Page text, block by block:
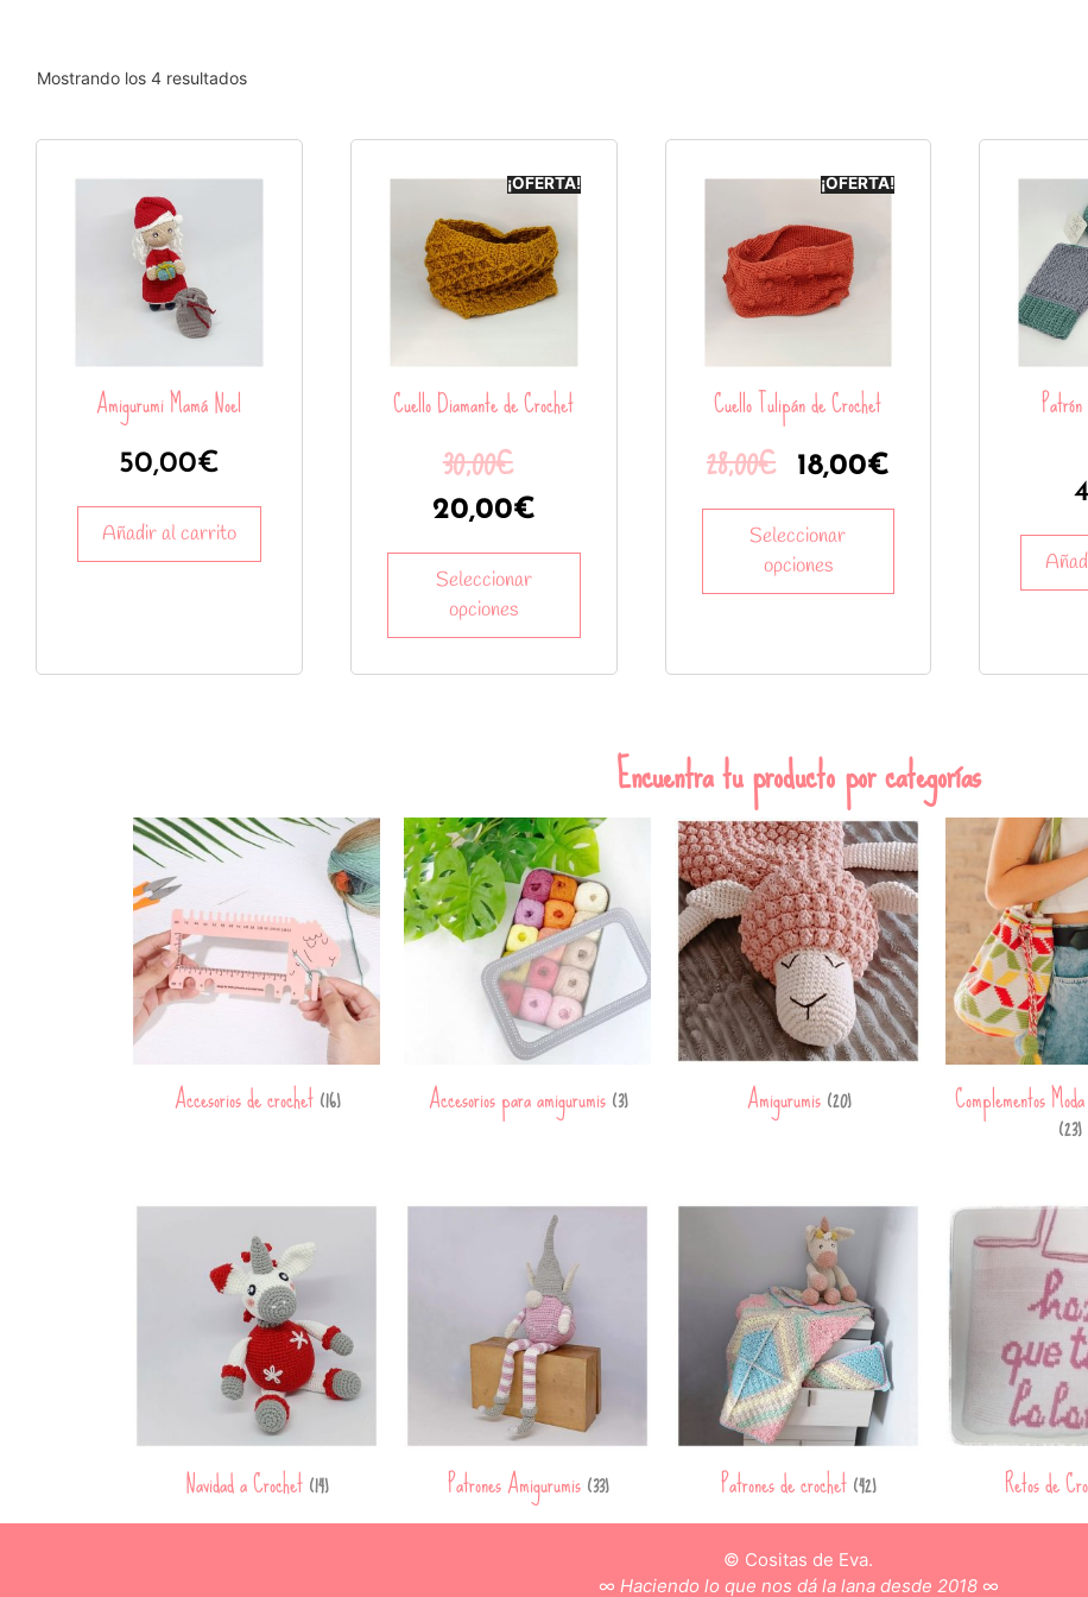
Mostrando los 4 resultados
Amigurumi Mamá Noel
50,00€
Añadir al carrito
¡OFERTA!
Cuello Diamante de Crochet
30,00€
20,00€
Seleccionar
opciones
¡OFERTA!
Cuello Tulipán de Crochet
28,00€ 18,00€
Seleccionar
opciones
Encuentra tu producto por categorías
Accesorios de crochet(16) Accesorios para amigurumis(3) Amigurumis(20) Complementos
(23)
Navidad a Crochet(14) Patrones Amigurumis(33) Patrones de crochet(42) Retos de
© Cositas de Eva.
∞ Haciendo lo que nos dá la lana desde 2018∞